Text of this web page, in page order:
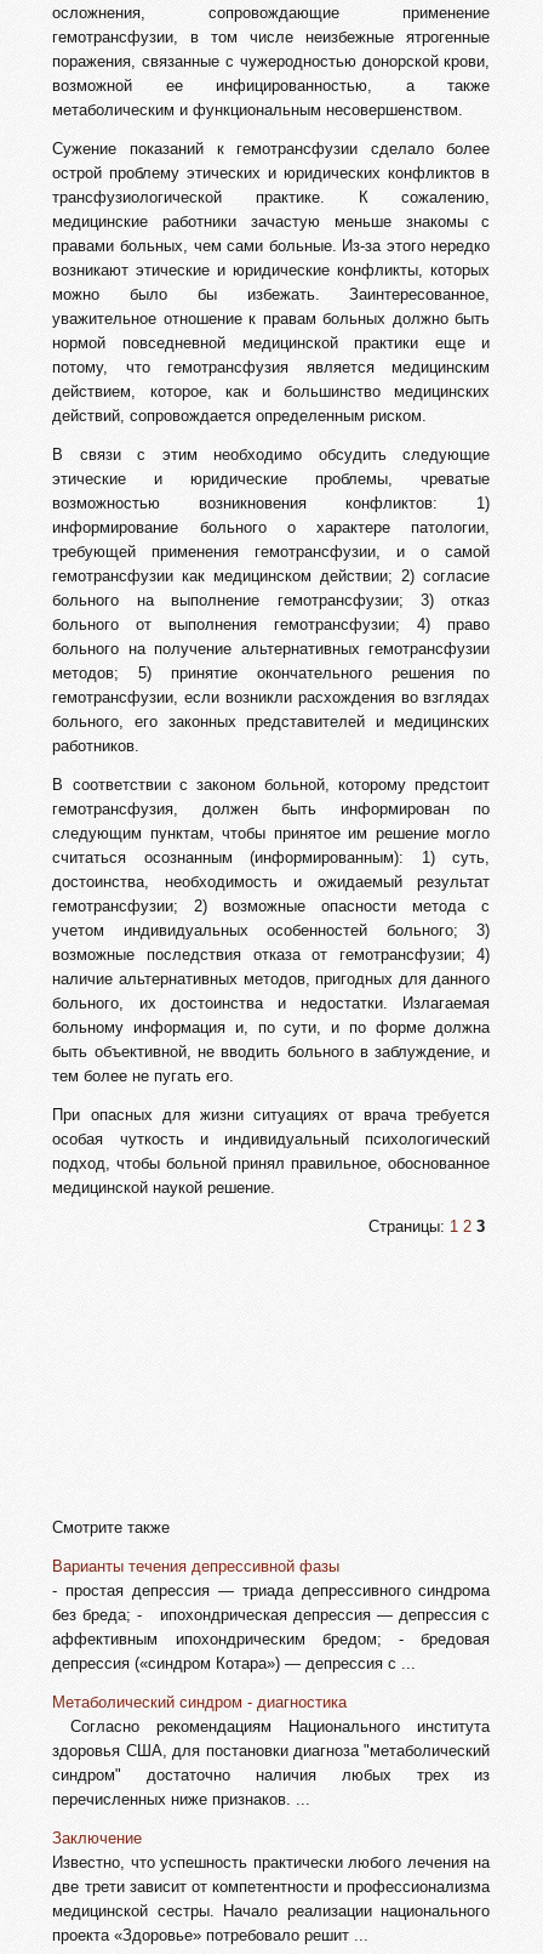
осложнения, сопровождающие применение
гемотрансфузии, в том числе неизбежные ятрогенные
поражения, связанные с чужеродностью донорской крови,
возможной ее инфицированностью, а также
метаболическим и функциональным несовершенством.
Сужение показаний к гемотрансфузии сделало более
острой проблему этических и юридических конфликтов в
трансфузиологической практике. К сожалению,
медицинские работники зачастую меньше знакомы с
правами больных, чем сами больные. Из-за этого нередко
возникают этические и юридические конфликты, которых
можно было бы избежать. Заинтересованное,
уважительное отношение к правам больных должно быть
нормой повседневной медицинской практики еще и
потому, что гемотрансфузия является медицинским
действием, которое, как и большинство медицинских
действий, сопровождается определенным риском.
В связи с этим необходимо обсудить следующие
этические и юридические проблемы, чреватые
возможностью возникновения конфликтов: 1)
информирование больного о характере патологии,
требующей применения гемотрансфузии, и о самой
гемотрансфузии как медицинском действии; 2) согласие
больного на выполнение гемотрансфузии; 3) отказ
больного от выполнения гемотрансфузии; 4) право
больного на получение альтернативных гемотрансфузии
методов; 5) принятие окончательного решения по
гемотрансфузии, если возникли расхождения во взглядах
больного, его законных представителей и медицинских
работников.
В соответствии с законом больной, которому предстоит
гемотрансфузия, должен быть информирован по
следующим пунктам, чтобы принятое им решение могло
считаться осознанным (информированным): 1) суть,
достоинства, необходимость и ожидаемый результат
гемотрансфузии; 2) возможные опасности метода с
учетом индивидуальных особенностей больного; 3)
возможные последствия отказа от гемотрансфузии; 4)
наличие альтернативных методов, пригодных для данного
больного, их достоинства и недостатки. Излагаемая
больному информация и, по сути, и по форме должна
быть объективной, не вводить больного в заблуждение, и
тем более не пугать его.
При опасных для жизни ситуациях от врача требуется
особая чуткость и индивидуальный психологический
подход, чтобы больной принял правильное, обоснованное
медицинской наукой решение.
Страницы: 1 2 3
Смотрите также
Варианты течения депрессивной фазы
- простая депрессия — триада депрессивного синдрома
без бреда; - ипохондрическая депрессия — депрессия с
аффективным ипохондрическим бредом; - бредовая
депрессия («синдром Котара») — депрессия с ...
Метаболический синдром - диагностика
Согласно рекомендациям Национального института
здоровья США, для постановки диагноза "метаболический
синдром" достаточно наличия любых трех из
перечисленных ниже признаков. ...
Заключение
Известно, что успешность практически любого лечения на
две трети зависит от компетентности и профессионализма
медицинской сестры. Начало реализации национального
проекта «Здоровье» потребовало решит ...